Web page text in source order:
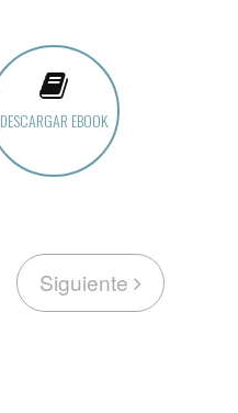
DESCARGAR EBOOK
Siguiente